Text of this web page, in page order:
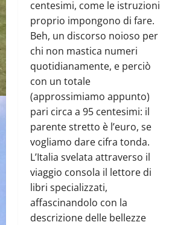
centesimi, come le istruzioni
proprio impongono di fare.
Beh, un discorso noioso per
chi non mastica numeri
quotidianamente, e perciò
con un totale
(approssimiamo appunto)
pari circa a 95 centesimi: il
parente stretto è l’euro, se
vogliamo dare cifra tonda.
L’Italia svelata attraverso il
viaggio consola il lettore di
libri specializzati,
affascinandolo con la
descrizione delle bellezze